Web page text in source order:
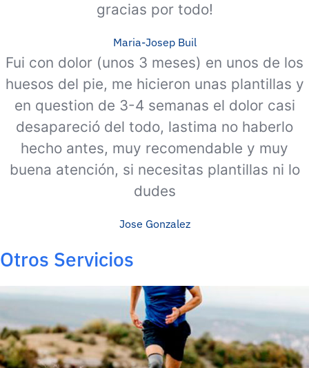
gracias por todo!
Maria-Josep Buil
Fui con dolor (unos 3 meses) en unos de los
huesos del pie, me hicieron unas plantillas y
en question de 3-4 semanas el dolor casi
desapareció del todo, lastima no haberlo
hecho antes, muy recomendable y muy
buena atención, si necesitas plantillas ni lo
dudes
Jose Gonzalez
Otros Servicios